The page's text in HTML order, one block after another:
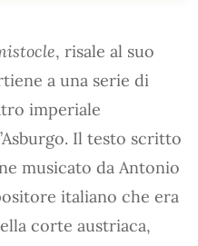
, risale al suo
a una serie di
imperiale
Il testo scritto
musicato da Antonio
italiano che era
corte austriaca,